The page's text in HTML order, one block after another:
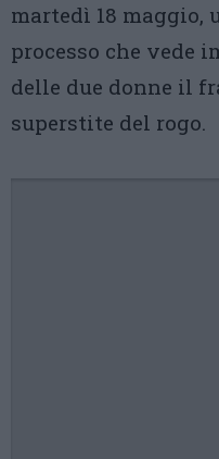
martedì 18 maggio,
processo che vede
delle due donne il
superstite del rogo.